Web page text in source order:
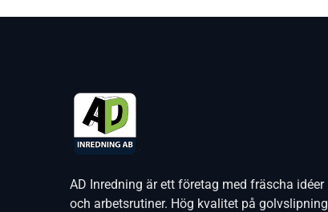
AD Inredning är ett företag med fräscha idéer
och arbetsrutiner. Hög kvalitet på golvslipning